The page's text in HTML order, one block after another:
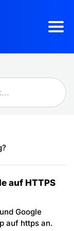
auf HTTPS
Google
auf https an.